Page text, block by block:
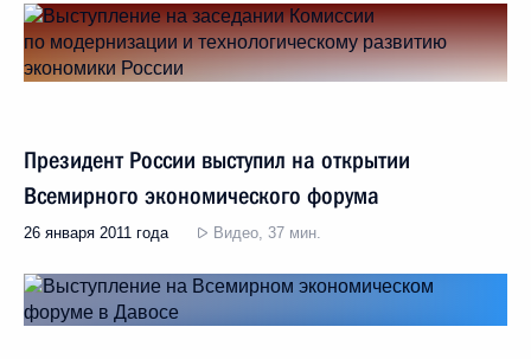
Президент России выступил на открытии
Всемирного экономического форума
26 января 2011 года Видео, 37 мин.